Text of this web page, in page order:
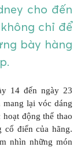
cho đến
chỉ để
bày hàng
14 đến ngày 23
mang lại vóc dáng
động thể thao
cổ điển của hãng.
nhìn những món